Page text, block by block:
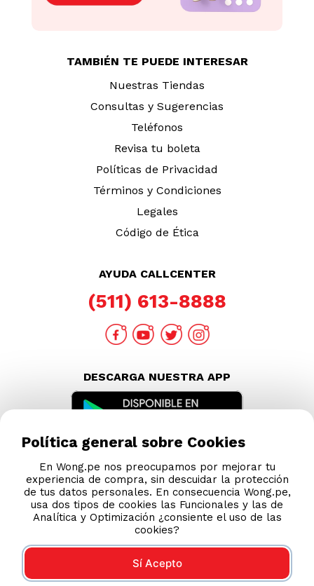
TAMBIÉN TE PUEDE INTERESAR
Nuestras Tiendas
Consultas y Sugerencias
Teléfonos
Revisa tu boleta
Políticas de Privacidad
Términos y Condiciones
Legales
Código de Ética
AYUDA CALLCENTER
(511) 613-8888
DESCARGA NUESTRA APP
Política general sobre Cookies
En Wong.pe nos preocupamos por mejorar tu
experiencia de compra, sin descuidar la protección
de tus datos personales. En consecuencia Wong.pe,
usa dos tipos de cookies las Funcionales y las de
Analítica y Optimización ¿consiente el uso de las
cookies?
Sí Acepto